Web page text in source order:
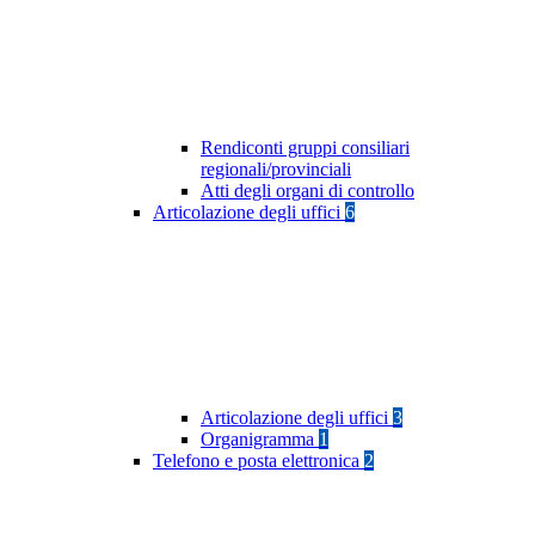
Rendiconti gruppi consiliari
regionali/provinciali
Atti degli organi di controllo
Articolazione degli uffici 6
Articolazione degli uffici 3
Organigramma 1
Telefono e posta elettronica 2